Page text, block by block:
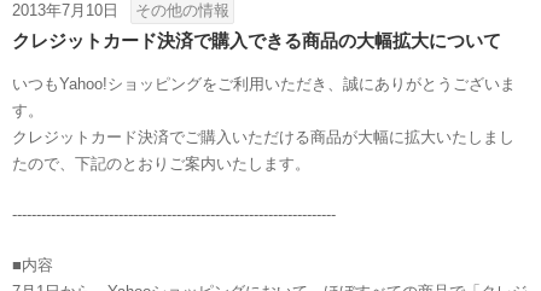
2013年7月10日 その他の情報
クレジットカード決済で購入できる商品の大幅拡大について
いつもYahoo!ショッピングをご利用いただき、誠にありがとうございま
す。
クレジットカード決済でご購入いただける商品が大幅に拡大いたしまし
たので、下記のとおりご案内いたします。
-------------------------------------------------------------------
■内容